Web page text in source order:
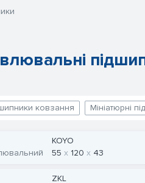
ковзання Мініатюрні
KOYO
55
120 43
ZKL